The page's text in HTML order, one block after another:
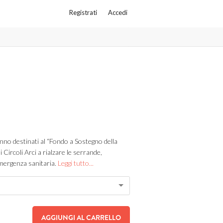
Registrati Accedi
destinati al “Fondo a Sostegno della
Circoli Arci a rialzare le serrande,
sanitaria. Leggi tutto...
AGGIUNGI AL CARRELLO